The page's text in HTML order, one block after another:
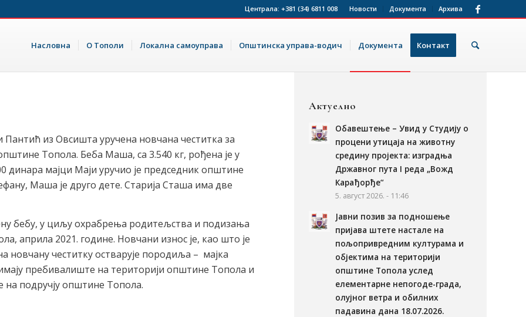
Новости Документа Архива
Централа: +381 (34) 6811 008
Насловна О Тополи Локална самоуправа Општинска управа-водич Документа Контакт
из Овсишта уручена новчана честитка за
Топола. Беба Маша, са 3.540 кг, рођена је у
динара мајци Маји уручио је председник општине
Маша је друго дете. Старија Сташа има две
бебу, у циљу охрабрења родитељства и подизања
априла 2021. године. Новчани износ је, као што је
новчану честитку остварује породиља – мајка
пребивалиште на територији општине Топола и
подручју општине Топола.
Актуелно
Обавештење – Увид у Студију о
процени утицаја на животну
средину пројекта: изградња
Државног пута I реда „Вожд
Карађорђе“
5. август 2026. - 11:46
Јавни позив за подношење
пријава штете настале на
пољопривредним културама и
објектима на територији
општине Топола услед
елементарне непогоде-града,
олујног ветра и обилних
падавина дана 18.07.2026.